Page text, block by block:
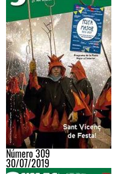
Número 309
30/07/2019